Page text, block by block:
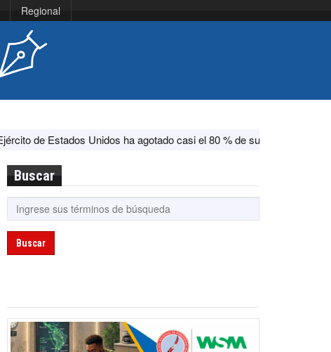
Regional
Unidos ha agotado casi el 80 % de su sistema antimisiles, según
Buscar
Buscar